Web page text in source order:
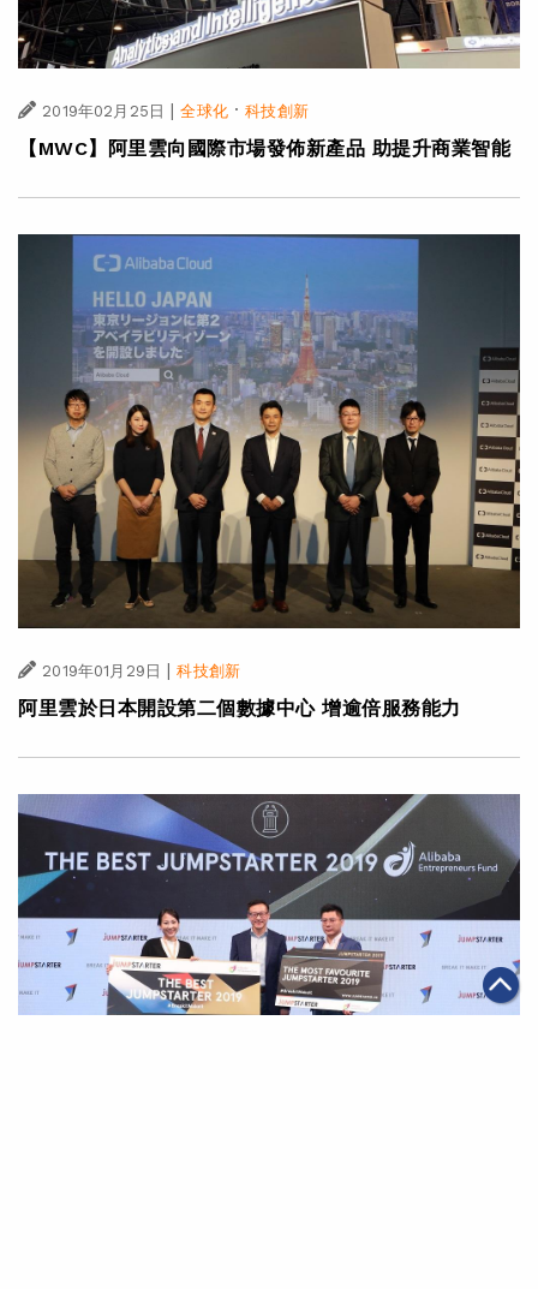
2019年02月25日 全球化·科技創新
【MWC】阿里雲向國際市場發佈新產品 助提升商業智能
2019年01月29日 | 科技創新
阿里雲於日本開設第二個數據中心 增逾倍服務能力